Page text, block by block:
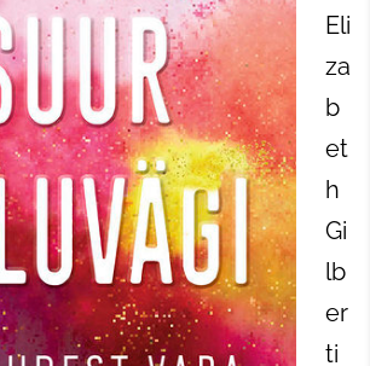
Eli
za
b
et
h
Gi
lb
er
ti